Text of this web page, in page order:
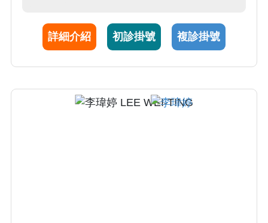
詳細介紹 初診掛號 複診掛號